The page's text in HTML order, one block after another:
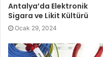
Antalya’da Elektronik
Sigara ve Likit Kültürü
Ocak 29, 2024